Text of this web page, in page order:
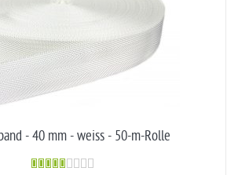
- 40 mm - weiss - 50-m-Rolle